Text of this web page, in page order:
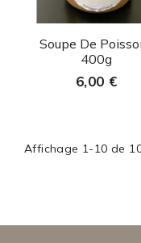
Aperçu
Soupe De
400g
6,00 €
Affichage 1-10 de